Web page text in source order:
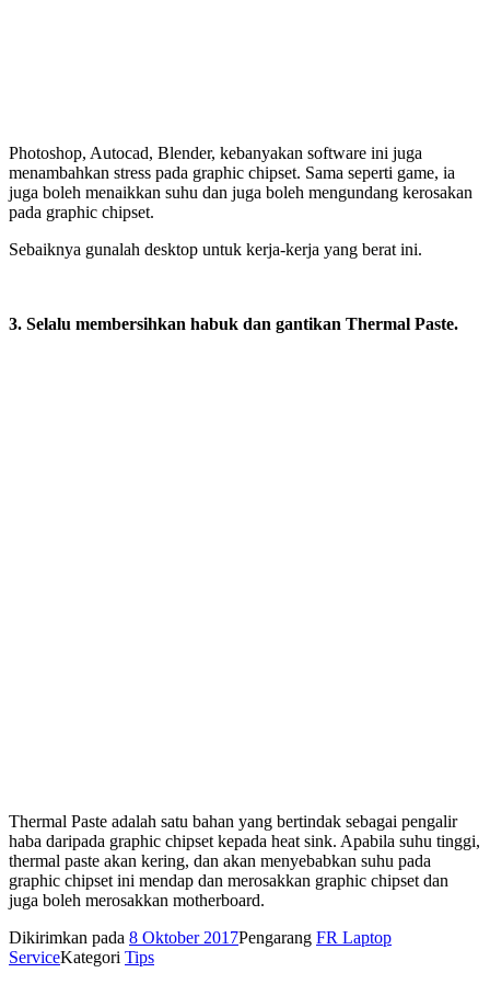
Photoshop, Autocad, Blender, kebanyakan software ini juga
menambahkan stress pada graphic chipset. Sama seperti game, ia
juga boleh menaikkan suhu dan juga boleh mengundang kerosakan
pada graphic chipset.
Sebaiknya gunalah desktop untuk kerja-kerja yang berat ini.
3. Selalu membersihkan habuk dan gantikan Thermal Paste.
Thermal Paste adalah satu bahan yang bertindak sebagai pengalir
haba daripada graphic chipset kepada heat sink. Apabila suhu tinggi,
thermal paste akan kering, dan akan menyebabkan suhu pada
graphic chipset ini mendap dan merosakkan graphic chipset dan
juga boleh merosakkan motherboard.
Dikirimkan pada 8 Oktober 2017Pengarang FR Laptop
ServiceKategori Tips